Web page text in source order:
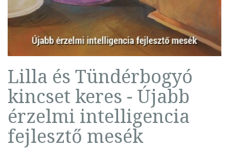
Lilla és Tündérbogyó
kincset keres - Újabb
érzelmi intelligencia
fejlesztő mesék